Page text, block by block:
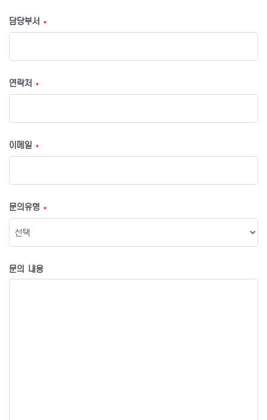
담당부서 *
연락처 *
이메일 *
문의유형 *
문의 내용